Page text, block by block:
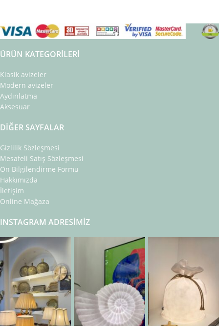
ÜRÜN KATEGORILERI
Klasik avizeler
Modern avizeler
Aydınlatma
Aksesuar
DIĞER SAYFALAR
Gizlilik Sözleşmesi
Mesafeli Satış Sözleşmesi
Ön Bilgilendirme Formu
Hakkımızda
İletişim
Online Mağaza
INSTAGRAM ADRESIMIZ